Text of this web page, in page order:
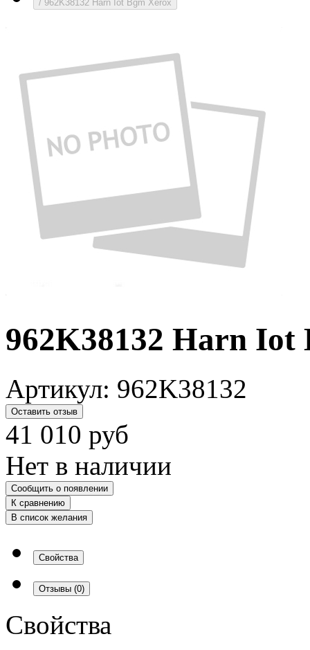
/ 962K38132 Harn Iot Bgm Xerox
962K38132 Harn Iot
Артикул: 962K38132
Оставить отзыв
41 010 руб
Нет в наличии
Сообщить о появлении
К сравнению
В список желания
Свойства
Отзывы (0)
Свойства